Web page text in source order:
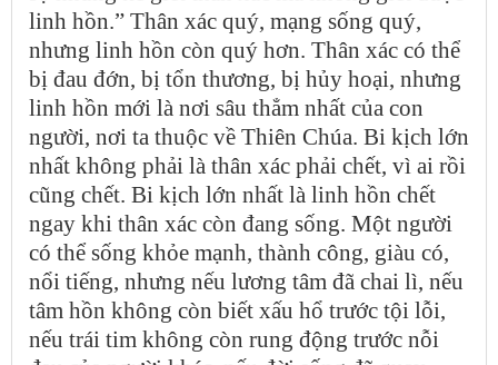
linh hồn.” Thân xác quý, mạng sống quý,
nhưng linh hồn còn quý hơn. Thân xác có thể
bị đau đớn, bị tổn thương, bị hủy hoại, nhưng
linh hồn mới là nơi sâu thẳm nhất của con
người, nơi ta thuộc về Thiên Chúa. Bi kịch lớn
nhất không phải là thân xác phải chết, vì ai rồi
cũng chết. Bi kịch lớn nhất là linh hồn chết
ngay khi thân xác còn đang sống. Một người
có thể sống khỏe mạnh, thành công, giàu có,
nổi tiếng, nhưng nếu lương tâm đã chai lì, nếu
tâm hồn không còn biết xấu hổ trước tội lỗi,
nếu trái tim không còn rung động trước nỗi